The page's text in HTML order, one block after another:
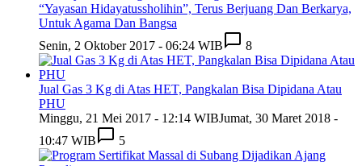
“Yayasan Hidayatussholihin”, Terus Berjuang Dan Berkarya,
Untuk Agama Dan Bangsa
Senin, 2 Oktober 2017 - 06:24 WIB
8
Jual Gas 3 Kg di Atas HET, Pangkalan Bisa Dipidana Atau
PHU
Minggu, 21 Mei 2017 - 12:14 WIBJumat, 30 Maret 2018 -
10:47 WIB
5